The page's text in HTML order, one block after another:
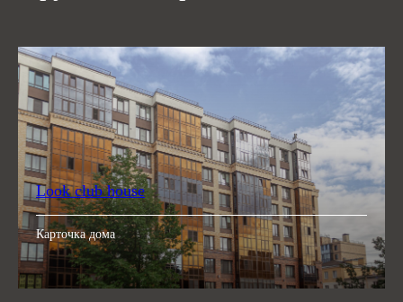
Look club house
Карточка дома